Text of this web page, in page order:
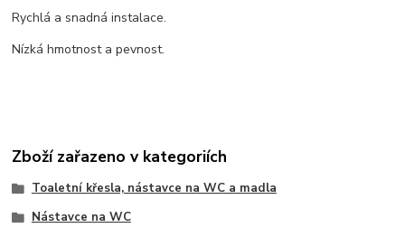
Rychlá a snadná instalace.
Nízká hmotnost a pevnost.
Zboží zařazeno v kategoriích
Toaletní křesla, nástavce na WC a madla
Nástavce na WC